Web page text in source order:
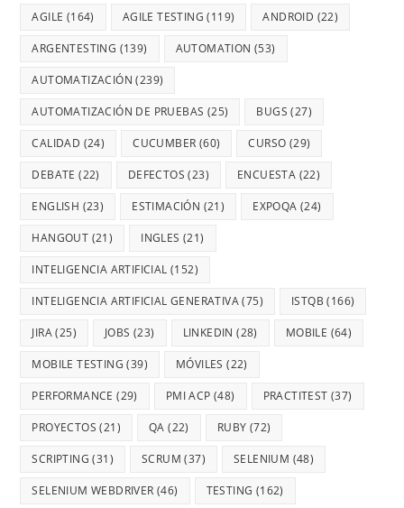
AGILE (164) AGILE TESTING (119) ANDROID (22)
ARGENTESTING (139) AUTOMATION (53)
AUTOMATIZACIÓN (239)
AUTOMATIZACIÓN DE PRUEBAS (25) BUGS (27)
CALIDAD (24) CUCUMBER (60) CURSO (29)
DEBATE (22) DEFECTOS (23) ENCUESTA (22)
ENGLISH (23) ESTIMACIÓN (21) EXPOQA (24)
HANGOUT (21) INGLES (21)
INTELIGENCIA ARTIFICIAL (152)
INTELIGENCIA ARTIFICIAL GENERATIVA(75) ISTQB (166)
JIRA(25) JOBS (23) LINKEDIN (28) MOBILE (64)
MOBILE TESTING (39) MÓVILES (22)
PERFORMANCE (29) PMI ACP (48) PRACTITEST (37)
PROYECTOS (21) QA (22) RUBY (72)
SCRIPTING (31) SCRUM (37) SELENIUM (48)
SELENIUM WEBDRIVER (46) TESTING (162)